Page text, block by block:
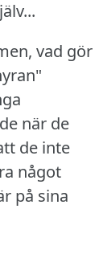
vad gör
när de
de inte
något
på sina